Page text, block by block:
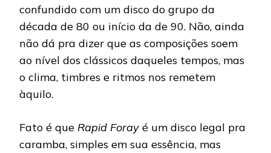
confundido com um disco do grupo da
década de 80 ou início da de 90. Não, ainda
não dá pra dizer que as composições soem
ao nível dos clássicos daqueles tempos, mas
o clima, timbres e ritmos nos remetem
àquilo.
Fato é que Rapid Foray é um disco legal pra
caramba, simples em sua essência, mas